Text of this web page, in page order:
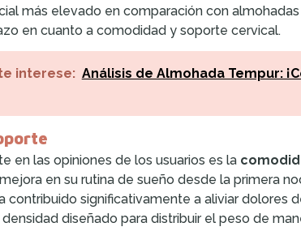
más elevado en comparación con
en cuanto a comodidad y soporte cervical.
interese: Análisis de Almohada Tempur:
en las opiniones de los usuarios es la
en su rutina de sueño desde la primera
contribuido significativamente a aliviar dolores
diseñado para distribuir el peso de